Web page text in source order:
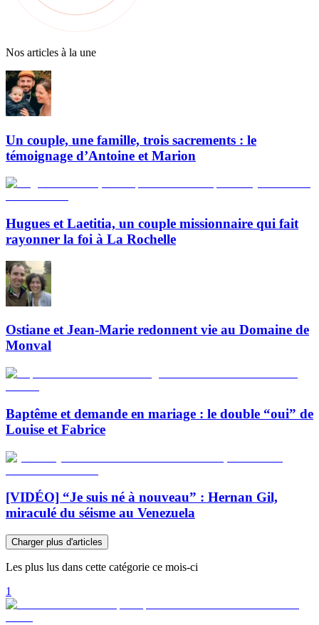
Nos articles à la une
Un couple, une famille, trois sacrements : le
témoignage d’Antoine et Marion
Hugues et Laetitia, un couple missionnaire qui fait
rayonner la foi à La Rochelle
Ostiane et Jean-Marie redonnent vie au Domaine de
Monval
Baptême et demande en mariage : le double “oui” de
Louise et Fabrice
[VIDÉO] “Je suis né à nouveau” : Hernan Gil,
miraculé du séisme au Venezuela
Charger plus d'articles
Les plus lus dans cette catégorie ce mois-ci
1